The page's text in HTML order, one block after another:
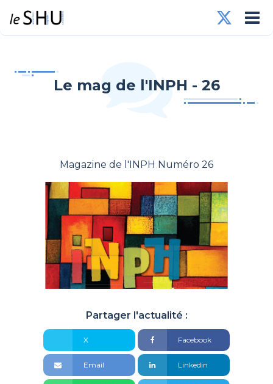
Le mag de l'INPH - 26
Magazine de l'INPH Numéro 26
Partager l'actualité :
X Facebook
Email Linkedin